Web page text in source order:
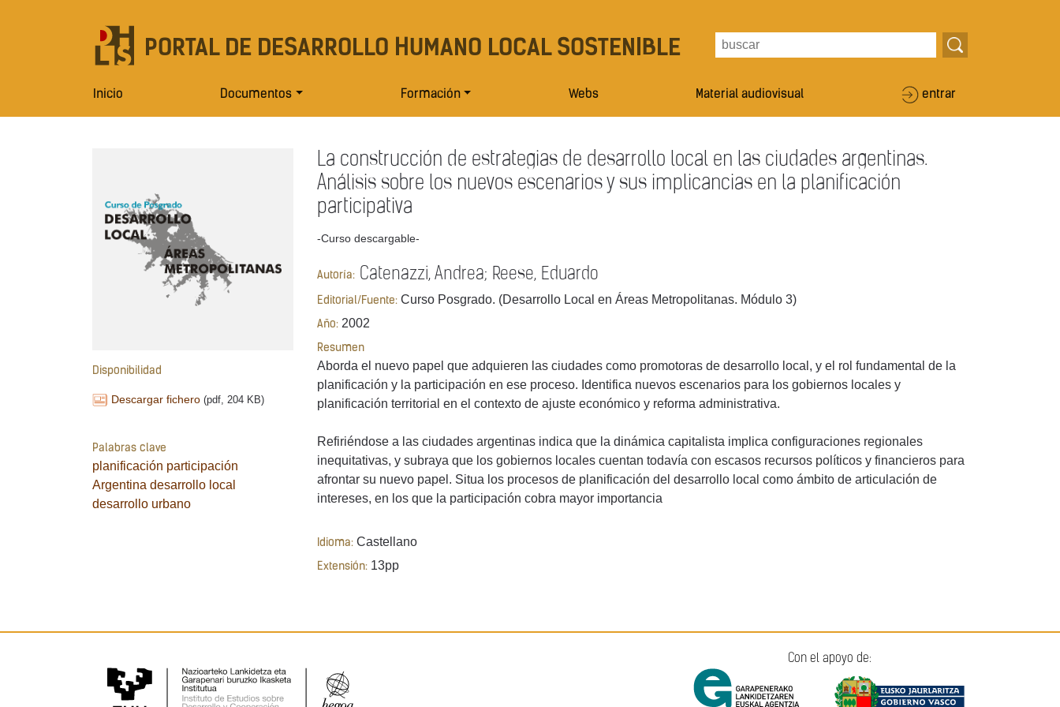
PORTAL DE DESARROLLO HUMANO LOCAL SOSTENIBLE
Inicio Documentos Formación Webs Material audiovisual entrar
Disponibilidad
Descargar fichero (pdf, 204 KB)
Palabras clave
planificación participación
Argentina desarrollo local
desarrollo urbano
La construcción de estrategias de desarrollo local en las ciudades argentinas.
Análisis sobre los nuevos escenarios y sus implicancias en la planificación
participativa
-Curso descargable-
Autoría: Catenazzi, Andrea; Reese, Eduardo
Editorial/Fuente: Curso Posgrado. (Desarrollo Local en Áreas Metropolitanas. Módulo 3)
Año: 2002
Resumen
Aborda el nuevo papel que adquieren las ciudades como promotoras de desarrollo local, y el rol fundamental de la
planificación y la participación en ese proceso. Identifica nuevos escenarios para los gobiernos locales y
planificación territorial en el contexto de ajuste económico y reforma administrativa.
Refiriéndose a las ciudades argentinas indica que la dinámica capitalista implica configuraciones regionales
inequitativas, y subraya que los gobiernos locales cuentan todavía con escasos recursos políticos y financieros para
afrontar su nuevo papel. Situa los procesos de planificación del desarrollo local como ámbito de articulación de
intereses, en los que la participación cobra mayor importancia
Idioma: Castellano
Extensión: 13pp
Con el apoyo de: